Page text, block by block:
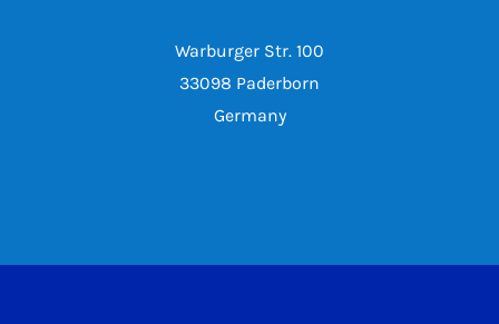
Warburger Str. 100
33098 Paderborn
Germany